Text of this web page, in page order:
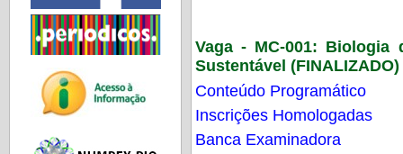
Vaga - MC-001: Biologia
Sustentável (FINALIZADO)
Conteúdo Programático
Inscrições Homologadas
Banca Examinadora